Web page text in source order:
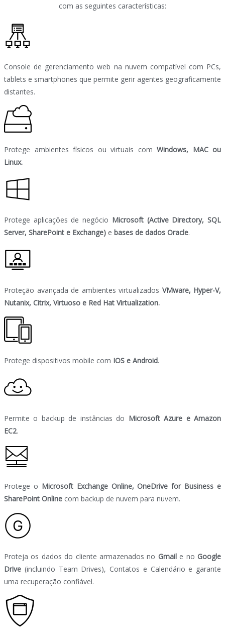
com as seguintes características:
Console de gerenciamento web na nuvem compatível com PCs,
tablets e smartphones que permite gerir agentes geograficamente
distantes.
Protege ambientes físicos ou virtuais com Windows, MAC ou
Linux.
Protege aplicações de negócio Microsoft (Active Directory, SQL
Server, SharePoint e Exchange) e bases de dados Oracle.
Proteção avançada de ambientes virtualizados VMware, Hyper-V,
Nutanix, Citrix, Virtuoso e Red Hat Virtualization.
Protege dispositivos mobile com IOS e Android.
Permite o backup de instâncias do Microsoft Azure e Amazon
EC2.
Protege o Microsoft Exchange Online, OneDrive for Business e
SharePoint Online com backup de nuvem para nuvem.
Proteja os dados do cliente armazenados no Gmail e noGoogle
Drive (incluindo Team Drives), Contatos e Calendário e garante
uma recuperação confiável.